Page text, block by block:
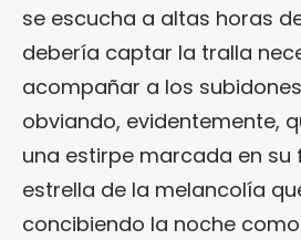
se escucha a altas horas
debería captar la tralla
acompañar a los
obviando, evidentemente,
una estirpe marcada en su
estrella de la melancolía
concibiendo la noche